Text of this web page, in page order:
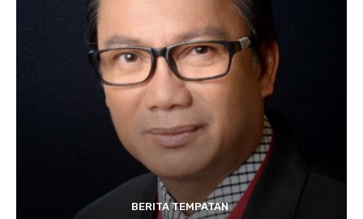
BERITA TEMPATAN